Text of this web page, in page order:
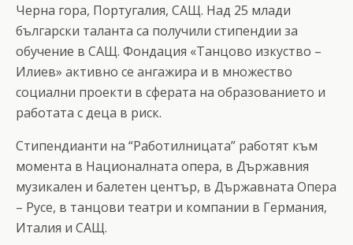
Черна гора, Португалия, САЩ. Над 25 млади
български таланта са получили стипендии за
обучение в САЩ. Фондация «Танцово изкуство –
Илиев» активно се ангажира и в множество
социални проекти в сферата на образованието и
работата с деца в риск.
Стипендианти на “Работилницата” работят към
момента в Националната опера, в Държавния
музикален и балетен център, в Държавната Опера
– Русе, в танцови театри и компании в Германия,
Италия и САЩ.